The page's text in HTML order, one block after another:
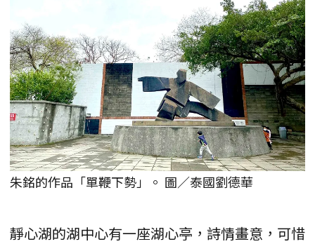
朱銘的作品「單鞭下勢」。 圖／泰國劉德華
靜心湖的湖中心有一座湖心亭，詩情畫意，可惜